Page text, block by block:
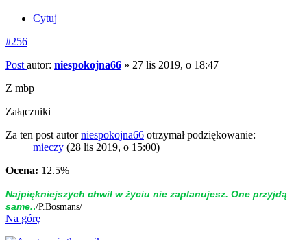
Cytuj
#256
Post autor: niespokojna66 » 27 lis 2019, o 18:47
Z mbp
Załączniki
Za ten post autorniespokojna66 otrzymał podziękowanie:
mieczy (28 lis 2019, o 15:00)
Ocena: 12.5%
Naj­piękniej­szych chwil w życiu nie zap­la­nujesz. One przyjdą
same../P.Bosmans/
Na górę